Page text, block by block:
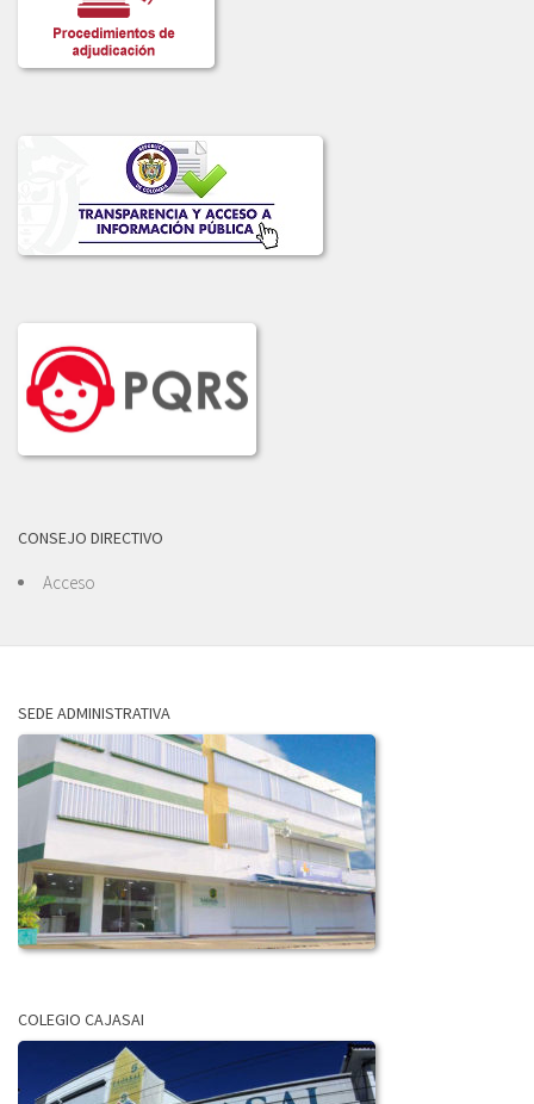
CONSEJO DIRECTIVO
Acceso
SEDE ADMINISTRATIVA
COLEGIO CAJASAI